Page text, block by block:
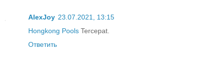
AlexJoy 23.07.2021, 13:15
Hongkong Pools Tercepat.
Ответить